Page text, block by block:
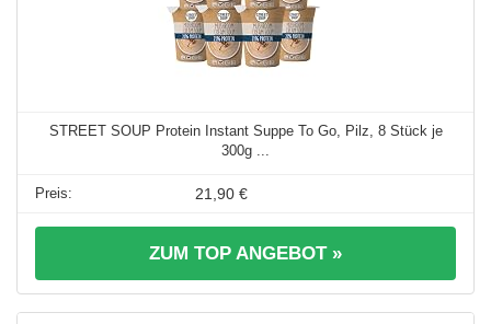
STREET SOUP Protein Instant Suppe To Go, Pilz, 8 Stück je
300g ...
21,90 €
ZUM TOP ANGEBOT »